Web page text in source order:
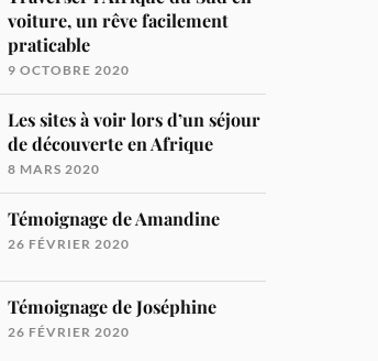
voiture, un rêve facilement
praticable
9 OCTOBRE 2020
Les sites à voir lors d’un séjour
de découverte en Afrique
8 MARS 2020
Témoignage de Amandine
26 FÉVRIER 2020
Témoignage de Joséphine
26 FÉVRIER 2020